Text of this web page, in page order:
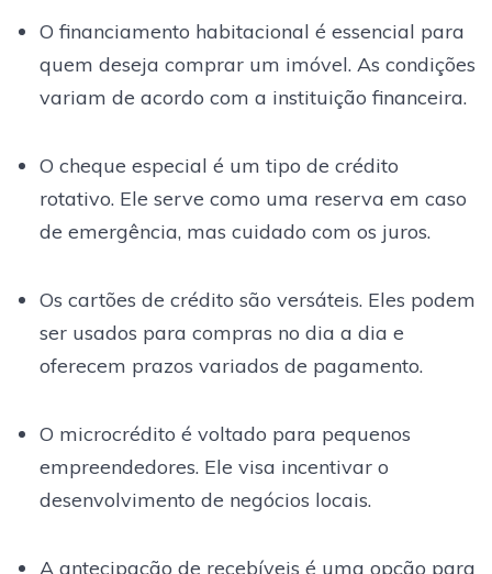
O financiamento habitacional é essencial para
quem deseja comprar um imóvel. As condições
variam de acordo com a instituição financeira.
O cheque especial é um tipo de crédito
rotativo. Ele serve como uma reserva em caso
de emergência, mas cuidado com os juros.
Os cartões de crédito são versáteis. Eles podem
ser usados para compras no dia a dia e
oferecem prazos variados de pagamento.
O microcrédito é voltado para pequenos
empreendedores. Ele visa incentivar o
desenvolvimento de negócios locais.
A antecipação de recebíveis é uma opção para